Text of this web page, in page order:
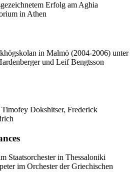
Erfolg am Aghia
in Athen
in Malmö (2004-2006) unter
und Leif Bengtsson
Dokshitser, Frederick
Staatsorchester in Thessaloniki
im Orchester der Griechischen